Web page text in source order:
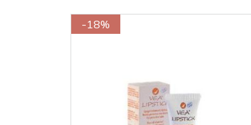
-18%